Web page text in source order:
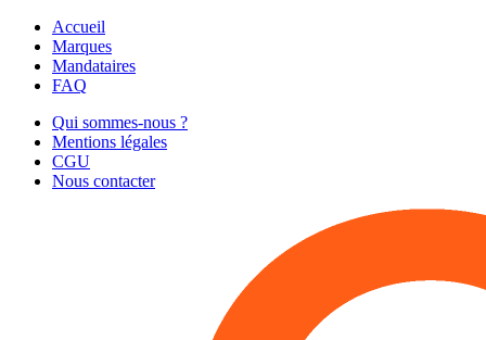
Accueil
Marques
Mandataires
FAQ
Qui sommes-nous ?
Mentions légales
CGU
Nous contacter